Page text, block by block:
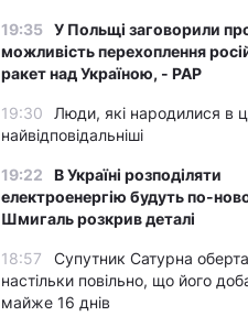
19:35 У Польщі заговорили
можливість перехоплення
ракет над Україною, - PAP
19:30
Люди, які народилися в
найвідповідальніші
19:22
В Україні розподіляти
електроенергію будуть по-
Шмигаль розкрив деталі
18:57
Супутник Сатурна
настільки повільно, що його
майже 16 днів